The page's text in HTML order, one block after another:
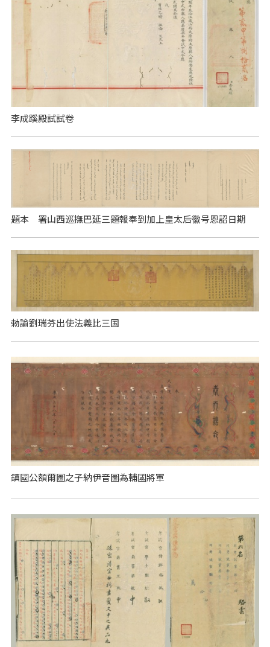
李成蹊殿試試卷
題本 署山西巡撫巴延三題報奉到加上皇太后徽号恩詔日期
勅諭劉瑞芬出使法義比三国
鎮國公額爾圖之子納伊音圖為輔國將軍